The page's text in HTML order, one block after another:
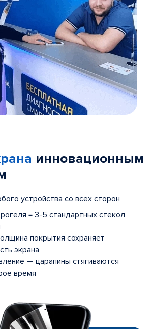
инновационным
устройства со всех сторон
= 3-5 стандартных стекол
покрытия сохраняет
экрана
— царапины стягиваются
время